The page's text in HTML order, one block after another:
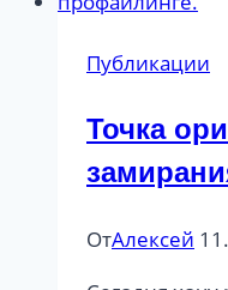
Публикации
Точка
ОтАлексей